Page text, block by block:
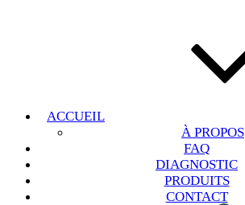
ACCUEIL
À PROPOS
FAQ
DIAGNOSTIC
PRODUITS
CONTACT